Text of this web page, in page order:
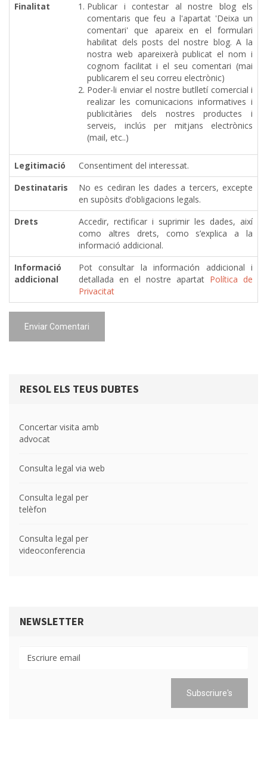
Finalitat
Publicar i contestar al nostre blog els
comentaris que feu a l'apartat 'Deixa un
comentari' que apareix en el formulari
habilitat dels posts del nostre blog. A la
nostra web apareixerà publicat el nom i
cognom facilitat i el seu comentari (mai
publicarem el seu correu electrònic)
Poder-li enviar el nostre butlletí comercial i
realizar les comunicacions informatives i
publicitàries dels nostres productes i
serveis, inclús per mitjans electrònics
(mail, etc..)
Legitimació
Consentiment del interessat.
Destinataris
No es cediran les dades a tercers, excepte
en supòsits d’obligacions legals.
Drets
Accedir, rectificar i suprimir les dades, així
como altres drets, como s’explica a la
informació addicional.
Informació
addicional
Pot consultar la información addicional i
detallada en el nostre apartat Política de
Privacitat
Enviar Comentari
RESOL ELS TEUS DUBTES
Concertar visita amb
advocat
Consulta legal via web
Consulta legal per
telèfon
Consulta legal per
videoconferencia
NEWSLETTER